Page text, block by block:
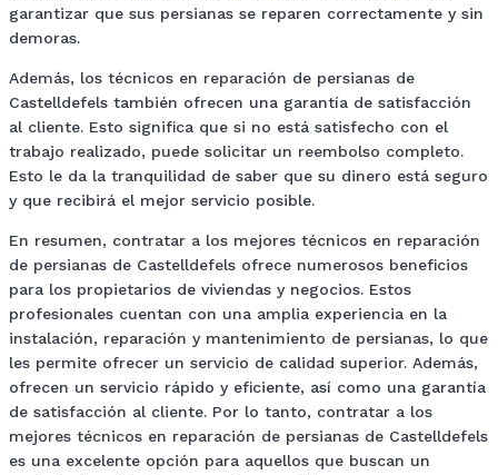
garantizar que sus persianas se reparen correctamente y sin
demoras.
Además, los técnicos en reparación de persianas de
Castelldefels también ofrecen una garantía de satisfacción
al cliente. Esto significa que si no está satisfecho con el
trabajo realizado, puede solicitar un reembolso completo.
Esto le da la tranquilidad de saber que su dinero está seguro
y que recibirá el mejor servicio posible.
En resumen, contratar a los mejores técnicos en reparación
de persianas de Castelldefels ofrece numerosos beneficios
para los propietarios de viviendas y negocios. Estos
profesionales cuentan con una amplia experiencia en la
instalación, reparación y mantenimiento de persianas, lo que
les permite ofrecer un servicio de calidad superior. Además,
ofrecen un servicio rápido y eficiente, así como una garantía
de satisfacción al cliente. Por lo tanto, contratar a los
mejores técnicos en reparación de persianas de Castelldefels
es una excelente opción para aquellos que buscan un